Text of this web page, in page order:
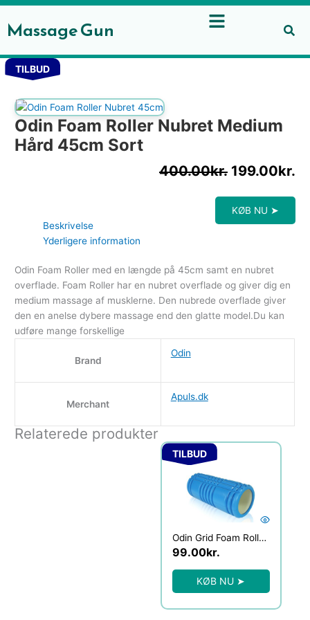
Gå
indholdet
Massage Gun
TILBUD
Odin Foam Roller Nubret Medium
Hård 45cm Sort
400.00kr.
400.00kr..
199.00kr.
KØB NU ➤
Beskrivelse
Yderligere information
Odin Foam Roller med en længde på 45cm samt en nubret
overflade. Foam Roller har en nubret overflade og giver dig en
medium massage af musklerne. Den nubrede overflade giver
den en anelse dybere massage end den glatte model.Du kan
udføre mange forskellige
Brand
Odin
Merchant
Apuls.dk
Relaterede produkter
TILBUD
Odin Grid Foam Roller Blå
Den oprindelige pris
99.00kr.
Den aktuelle
KØB NU ➤